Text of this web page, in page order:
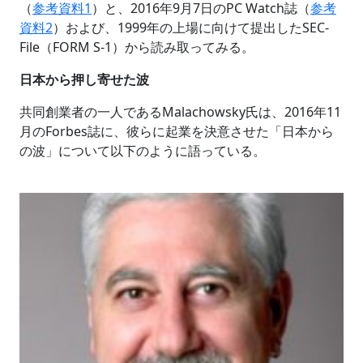
（参考資料1 ）と、2016年9月7日のPC Watch誌（参考
資料2）および、1999年の上場に向けて提出したSEC-
File（FORM S-1）から読み取ってみる。
日本から押し寄せた波
共同創業者の一人であるMalachowsky氏は、2016年11
月のForbes誌に、彼らに起業を決意させた「日本から
の波」‪について以下のように語っている。‬‬‬‬‬‬‬‬‬‬‬‬‬